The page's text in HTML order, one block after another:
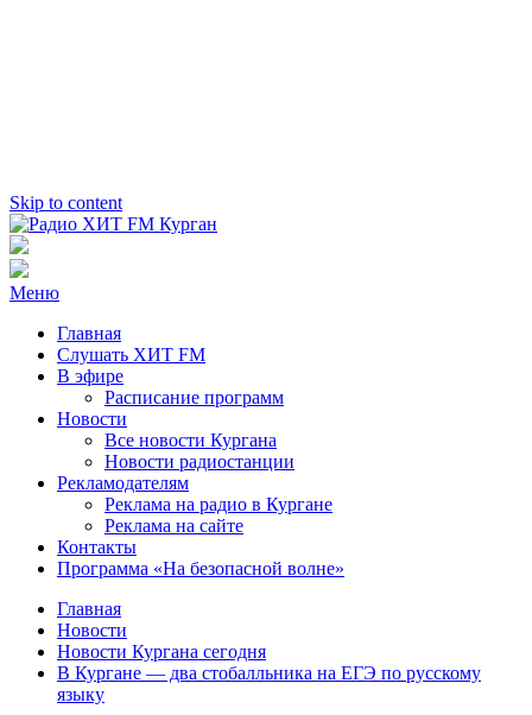
Skip to content
Радио ХИТ FM Курган
103.2 FM
Меню
Главная
Слушать ХИТ FM
В эфире
Расписание программ
Новости
Все новости Кургана
Новости радиостанции
Рекламодателям
Реклама на радио в Кургане
Реклама на сайте
Контакты
Программа «На безопасной волне»
Главная
Новости
Новости Кургана сегодня
В Кургане — два стобалльника на ЕГЭ по русскому
языку